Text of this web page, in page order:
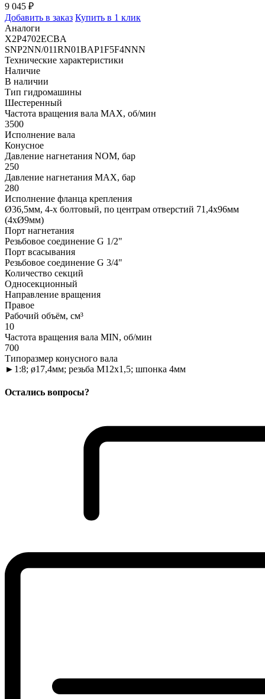
9 045 ₽
Добавить в заказ Купить в 1 клик
Аналоги
X2P4702ECBA
SNP2NN/011RN01BAP1F5F4NNN
Технические характеристики
Наличие
В наличии
Тип гидромашины
Шестеренный
Частота вращения вала MAX, об/мин
3500
Исполнение вала
Конусное
Давление нагнетания NOM, бар
250
Давление нагнетания MAX, бар
280
Исполнение фланца крепления
Ø36,5мм, 4-х болтовый, по центрам отверстий 71,4x96мм
(4xØ9мм)
Порт нагнетания
Резьбовое соединение G 1/2"
Порт всасывания
Резьбовое соединение G 3/4"
Количество секций
Односекционный
Направление вращения
Правое
Рабочий объём, см³
10
Частота вращения вала MIN, об/мин
700
Типоразмер конусного вала
►1:8; ø17,4мм; резьба M12x1,5; шпонка 4мм
Остались вопросы?